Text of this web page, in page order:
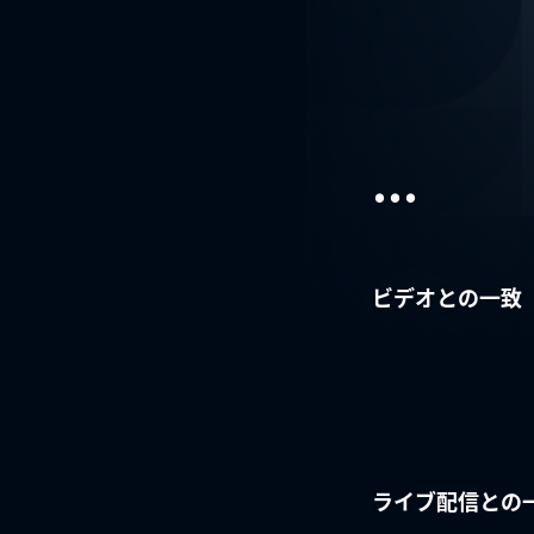
...
ビデオとの一致
ライブ配信との